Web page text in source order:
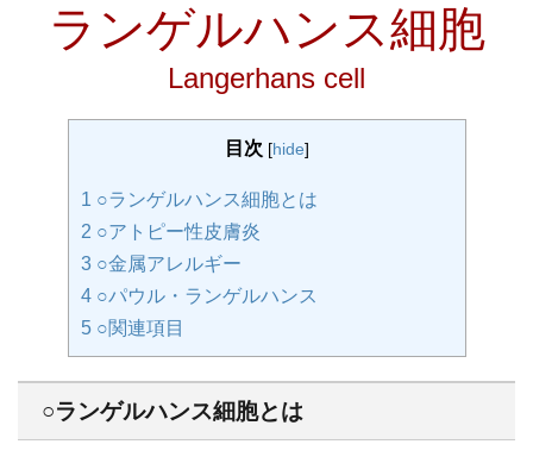
ランゲルハンス細胞
Langerhans cell
目次 [hide]
1 ○ランゲルハンス細胞とは
2 ○アトピー性皮膚炎
3○金属アレルギー
4○パウル・ランゲルハンス
5○関連項目
○ランゲルハンス細胞とは